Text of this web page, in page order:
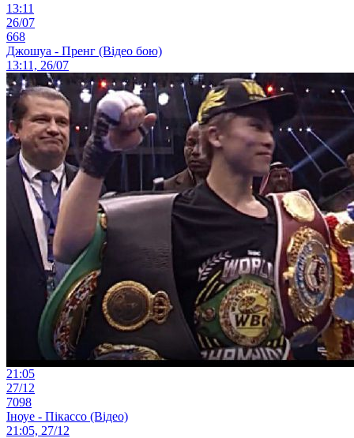
13:11
26/07
668
Джошуа - Пренг (Відео бою)
13:11, 26/07
21:05
27/12
7098
Іноуе - Пікассо (Відео)
21:05, 27/12